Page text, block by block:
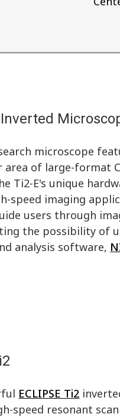
microscope
of large-format
Ti2-E's unique
speed imaging
users through
the possibility of
analysis software,
ECLIPSE Ti2
speed resonant